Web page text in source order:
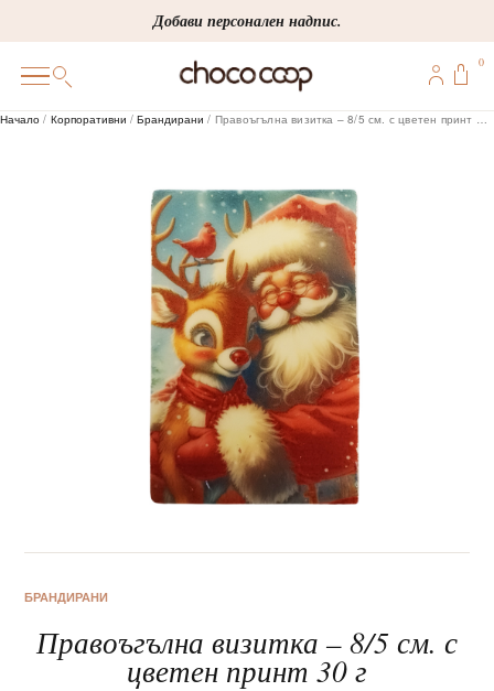
to
content
Добави персонален надпис.
ПЕРСОНАЛИЗИРАНИ
КОРПОРАТИВНИ
ВИНЕНА СЕЛЕКЦИЯ
За нас
0
Начало / Корпоративни /Брандирани / Правоъгълна визитка – 8/5 см. с цветен принт 30 г
БРАНДИРАНИ
Правоъгълна визитка – 8/5 см. с
цветен принт 30 г